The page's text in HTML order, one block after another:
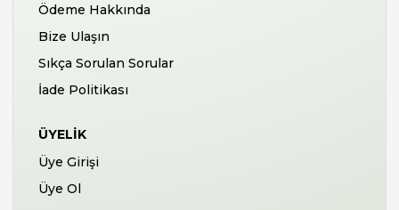
Ödeme Hakkında
Bize Ulaşın
Sıkça Sorulan Sorular
İade Politikası
ÜYELIK
Üye Girişi
Üye Ol